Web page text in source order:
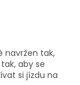
navržen tak,
aby se
si jízdu na